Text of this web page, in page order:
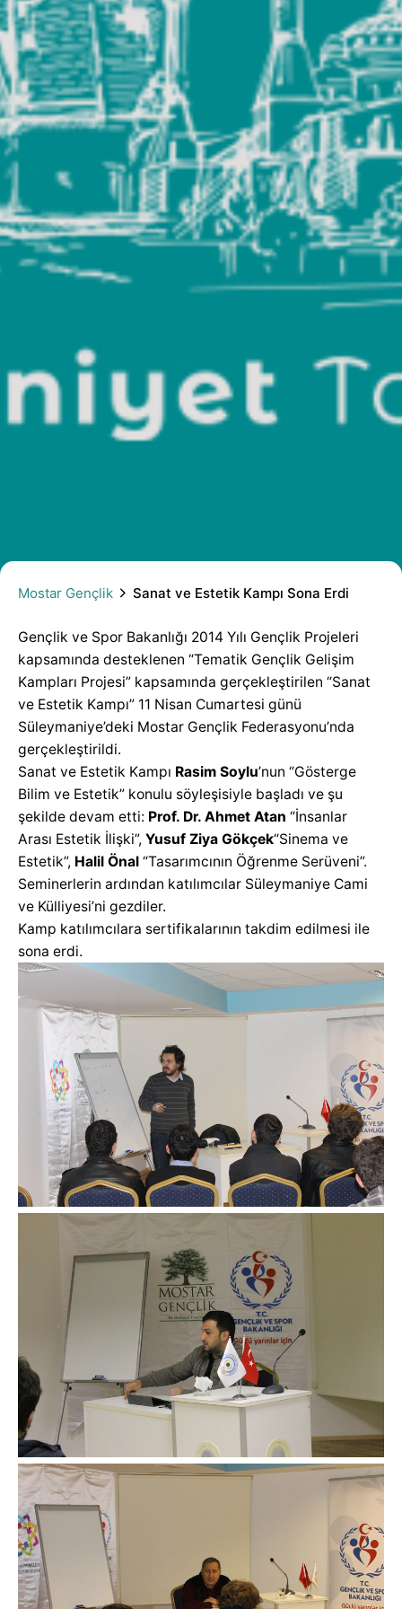
Mostar Gençlik Sanat ve Estetik Kampı Sona Erdi
Gençlik ve Spor Bakanlığı 2014 Yılı Gençlik Projeleri
kapsamında desteklenen “Tematik Gençlik Gelişim
Kampları Projesi” kapsamında gerçekleştirilen “Sanat
ve Estetik Kampı” 11 Nisan Cumartesi günü
Süleymaniye’deki Mostar Gençlik Federasyonu’nda
gerçekleştirildi.
Sanat ve Estetik Kampı Rasim Soylu’nun “Gösterge
Bilim ve Estetik” konulu söyleşisiyle başladı ve şu
şekilde devam etti: Prof. Dr. Ahmet Atan “İnsanlar
Arası Estetik İlişki”, Yusuf Ziya Gökçek“Sinema ve
Estetik”, Halil Önal “Tasarımcının Öğrenme Serüveni”.
Seminerlerin ardından katılımcılar Süleymaniye Cami
ve Külliyesi’ni gezdiler.
Kamp katılımcılara sertifikalarının takdim edilmesi ile
sona erdi.